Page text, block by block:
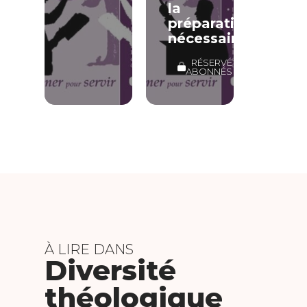
la
préparation
nécessaire
RÉSERVÉ
ABONNÉS
À LIRE DANS
Diversité
théologique